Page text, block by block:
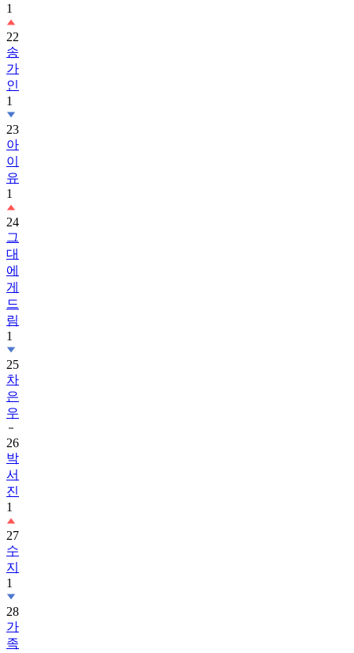
1
22
송
가
인
1
23
아
이
유
1
24
그
대
에
게
드
림
1
25
차
은
우
26
박
서
진
1
27
수
지
1
28
가
족